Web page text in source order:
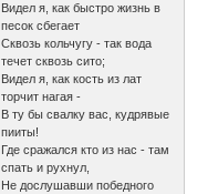
Видел я, как быстро жизнь в
песок сбегает
Сквозь кольчугу - так вода
течет сквозь сито;
Видел я, как кость из лат
торчит нагая -
В ту бы свалку вас, кудрявые
пииты!
Где сражался кто из нас - там
спать и рухнул,
Не дослушавши победного